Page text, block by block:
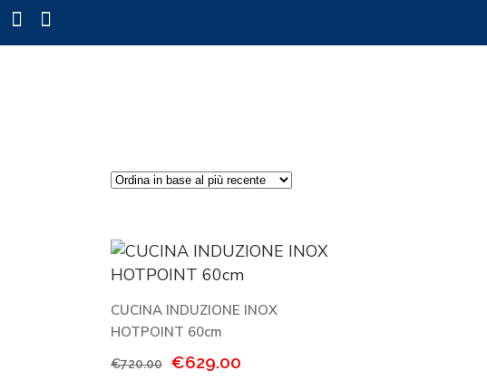
CUCINA INDUZIONE INOX
HOTPOINT 60cm
€720.00
Il
€629.00